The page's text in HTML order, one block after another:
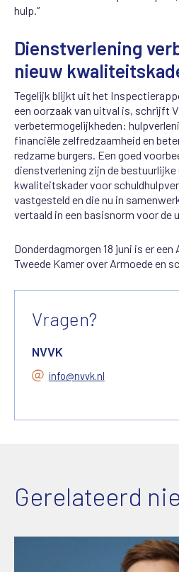
hulp.”
Dienstverlening
nieuw
Tegelijk blijkt uit het
een oorzaak van uitval is, schrijft
verbetermogelijkheden:
financiële zelfredzaamheid en
redzame burgers. Een goed
dienstverlening zijn de
kwaliteitskader voor
vastgesteld en die nu in
vertaald in een basisnorm voor de
Donderdagmorgen 18 juni is er een
Tweede Kamer over Armoede en
Vragen?
NVVK
info@nvvk.nl
Gerelateerd